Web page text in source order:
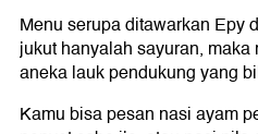
Menu serupa ditawarkan Epy
jukut hanyalah sayuran,
aneka lauk pendukung yang
Kamu bisa pesan nasi ayam